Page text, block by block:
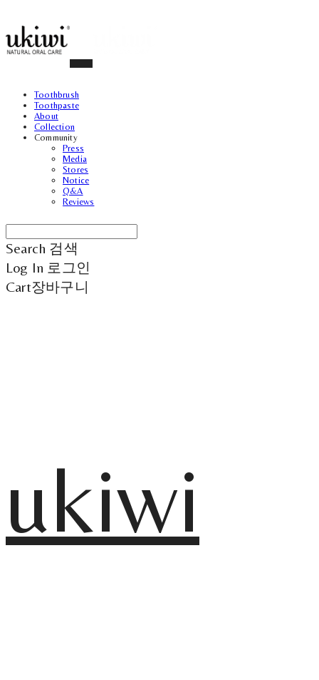
Toothbrush
Toothpaste
About
Collection
Community
Press
Media
Stores
Notice
Q&A
Reviews
Search 검색
Log In 로그인
Cart장바구니
ukiwi